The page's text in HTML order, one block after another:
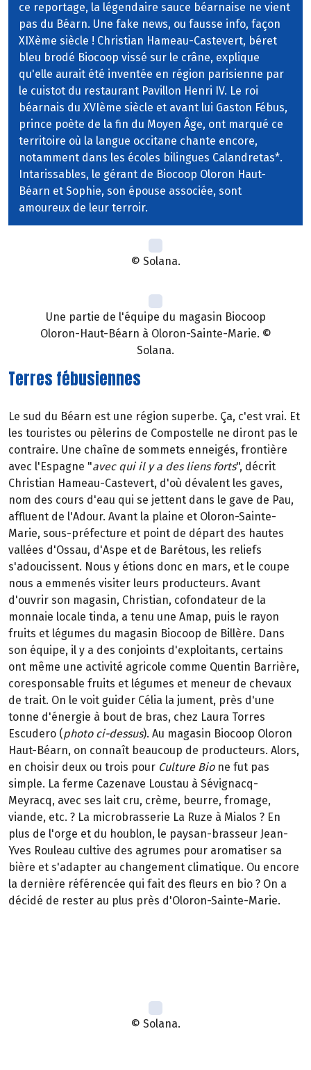
ce reportage, la légendaire sauce béarnaise ne vient
pas du Béarn. Une fake news, ou fausse info, façon
XIXème siècle ! Christian Hameau-Castevert, béret
bleu brodé Biocoop vissé sur le crâne, explique
qu'elle aurait été inventée en région parisienne par
le cuistot du restaurant Pavillon Henri IV. Le roi
béarnais du XVIème siècle et avant lui Gaston Fébus,
prince poète de la fin du Moyen Âge, ont marqué ce
territoire où la langue occitane chante encore,
notamment dans les écoles bilingues Calandretas*.
Intarissables, le gérant de Biocoop Oloron Haut-
Béarn et Sophie, son épouse associée, sont
amoureux de leur terroir.
© Solana.
Une partie de l'équipe du magasin Biocoop
Oloron-Haut-Béarn à Oloron-Sainte-Marie. ©
Solana.
Terres fébusiennes
Le sud du Béarn est une région superbe. Ça, c'est vrai. Et
les touristes ou pèlerins de Compostelle ne diront pas le
contraire. Une chaîne de sommets enneigés, frontière
avec l'Espagne "avec qui il y a des liens forts", décrit
Christian Hameau-Castevert, d'où dévalent les gaves,
nom des cours d'eau qui se jettent dans le gave de Pau,
affluent de l'Adour. Avant la plaine et Oloron-Sainte-
Marie, sous-préfecture et point de départ des hautes
vallées d'Ossau, d'Aspe et de Barétous, les reliefs
s'adoucissent. Nous y étions donc en mars, et le coupe
nous a emmenés visiter leurs producteurs. Avant
d'ouvrir son magasin, Christian, cofondateur de la
monnaie locale tinda, a tenu une Amap, puis le rayon
fruits et légumes du magasin Biocoop de Billère. Dans
son équipe, il y a des conjoints d'exploitants, certains
ont même une activité agricole comme Quentin Barrière,
coresponsable fruits et légumes et meneur de chevaux
de trait. On le voit guider Célia la jument, près d'une
tonne d'énergie à bout de bras, chez Laura Torres
Escudero (photo ci-dessus). Au magasin Biocoop Oloron
Haut-Béarn, on connaît beaucoup de producteurs. Alors,
en choisir deux ou trois pour Culture Bione fut pas
simple. La ferme Cazenave Loustau à Sévignacq-
Meyracq, avec ses lait cru, crème, beurre, fromage,
viande, etc. ? La microbrasserie La Ruze à Mialos ? En
plus de l'orge et du houblon, le paysan-brasseur Jean-
Yves Rouleau cultive des agrumes pour aromatiser sa
bière et s'adapter au changement climatique. Ou encore
la dernière référencée qui fait des fleurs en bio ? On a
décidé de rester au plus près d'Oloron-Sainte-Marie.
© Solana.